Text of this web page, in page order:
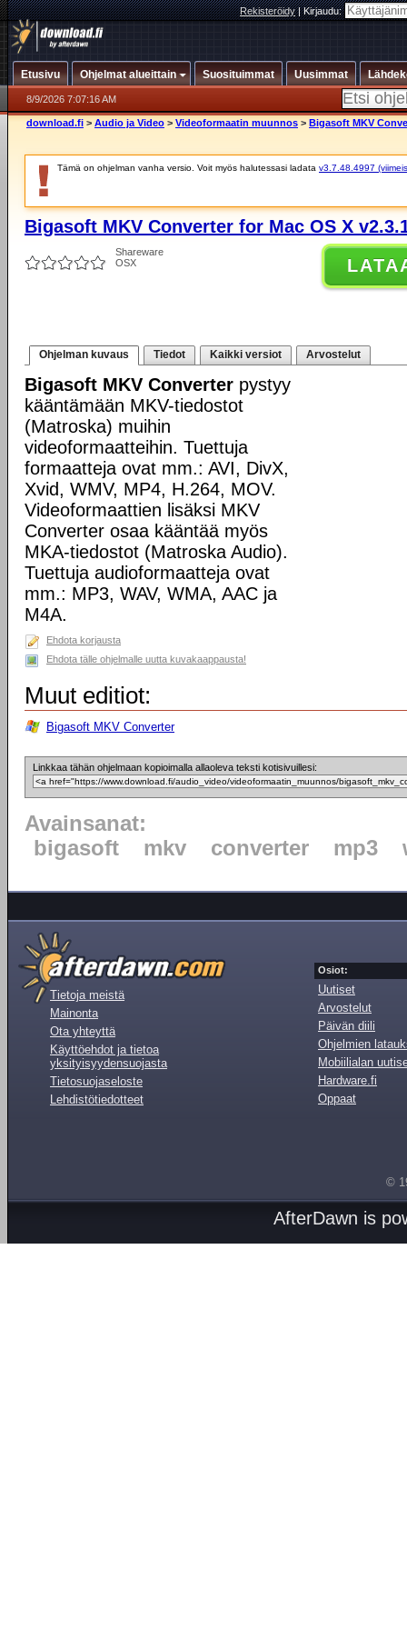
Rekisteröidy|Kirjaudu:
Etusivu Ohjelmat alueittain Suosituimmat Uusimmat
8/9/2026 7:07:16 AM
download.fi > Audio ja Video > Videoformaatin muunnos > Bigasoft MKV
Tämä on ohjelman vanha versio. Voit myös halutessasi ladata v3.7.48.4997
Bigasoft MKV Converter for Mac OS X
Shareware
OSX
Ohjelman kuvaus Tiedot Kaikki versiot Arvostelut
Bigasoft MKV Converter pystyy
kääntämään MKV-tiedostot
(Matroska) muihin
videoformaatteihin. Tuettuja
formaatteja ovat mm.: AVI, DivX,
Xvid, WMV, MP4, H.264, MOV.
Videoformaattien lisäksi MKV
Converter osaa kääntää myös
MKA-tiedostot (Matroska Audio).
Tuettuja audioformaatteja ovat
mm.: MP3, WAV, WMA, AAC ja
M4A.
Ehdota korjausta
Ehdota tälle ohjelmalle uutta kuvakaappausta!
Muut editiot:
Bigasoft MKV Converter
Linkkaa tähän ohjelmaan kopioimalla allaoleva teksti kotisivuillesi:
Avainsanat:
bigasoft
mkv converter mp3
Tietoja meistä
Mainonta
Ota yhteyttä
Käyttöehdot ja tietoa
yksityisyydensuojasta
Tietosuojaseloste
Lehdistötiedotteet
Osiot:
Uutiset
Arvostelut
Päivän diili
Ohjelmien
Mobiilialan
Hardware.fi
Oppaat
©
AfterDawn is